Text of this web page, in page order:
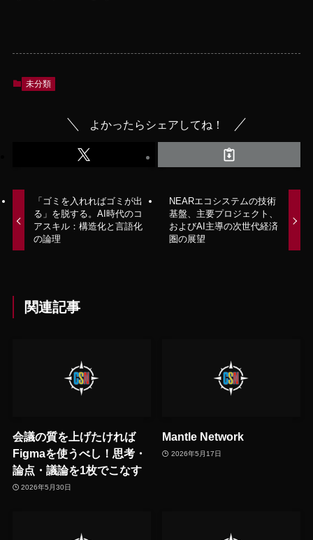
未分類
よかったらシェアしてね！
「ゴミを入れればゴミが出
る」を脱する。AI時代のコ
アスキル：構造化と言語化
の論理
NEARエコシステムの技術
基盤、主要プロジェクト、
およびAI主導の次世代経済
圏の展望
関連記事
会議の質を上げたければ
Figmaを使うべし！思考・
論点・議論を1枚でこなす
2026年5月30日
Mantle Network
2026年5月17日